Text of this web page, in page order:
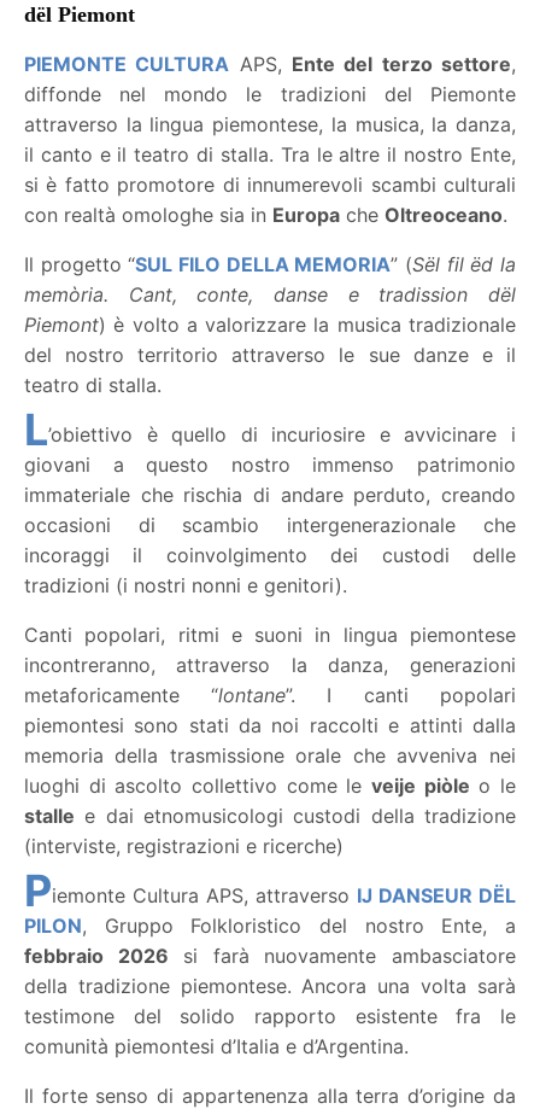
dël Piemont
PIEMONTE CULTURA APS, Ente del terzo settore,
diffonde nel mondo le tradizioni del Piemonte
attraverso la lingua piemontese, la musica, la danza,
il canto e il teatro di stalla. Tra le altre il nostro Ente,
si è fatto promotore di innumerevoli scambi culturali
con realtà omologhe sia in Europa cheOltreoceano.
Il progetto “SUL FILO DELLA MEMORIA” (Sël fil ëd la
memòria. Cant, conte, danse e tradission dël
Piemont) è volto a valorizzare la musica tradizionale
del nostro territorio attraverso le sue danze e il
teatro di stalla.
L’obiettivo è quello di incuriosire e avvicinare i
giovani a questo nostro immenso patrimonio
immateriale che rischia di andare perduto, creando
occasioni di scambio intergenerazionale che
incoraggi il coinvolgimento dei custodi delle
tradizioni (i nostri nonni e genitori).
Canti popolari, ritmi e suoni in lingua piemontese
incontreranno, attraverso la danza, generazioni
metaforicamente “lontane”. I canti popolari
piemontesi sono stati da noi raccolti e attinti dalla
memoria della trasmissione orale che avveniva nei
luoghi di ascolto collettivo come le veije piòle o le
stalle e dai etnomusicologi custodi della tradizione
(interviste, registrazioni e ricerche)
Piemonte Cultura APS, attraverso IJ DANSEUR DËL
PILON, Gruppo Folkloristico del nostro Ente, a
febbraio 2026 si farà nuovamente ambasciatore
della tradizione piemontese. Ancora una volta sarà
testimone del solido rapporto esistente fra le
comunità piemontesi d’Italia e d’Argentina.
Il forte senso di appartenenza alla terra d’origine da